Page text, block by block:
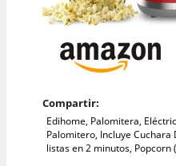
Compartir:
Edihome, Palomitera,
Palomitero, Incluye
listas en 2 minutos, Popcorn